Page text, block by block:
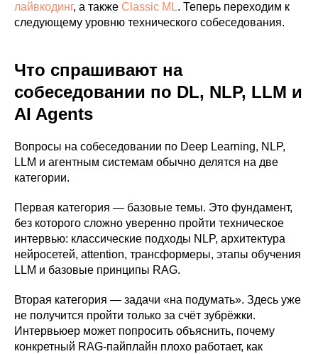
лайвкодинг, а также Classic ML. Теперь переходим к
следующему уровню технического собеседования.
Что спрашивают на
собеседовании по DL, NLP, LLM и
AI Agents
Вопросы на собеседовании по Deep Learning, NLP,
LLM и агентным системам обычно делятся на две
категории.
Первая категория — базовые темы. Это фундамент,
без которого сложно уверенно пройти техническое
интервью: классические подходы NLP, архитектура
нейросетей, attention, трансформеры, этапы обучения
LLM и базовые принципы RAG.
Вторая категория — задачи «на подумать». Здесь уже
не получится пройти только за счёт зубрёжки.
Интервьюер может попросить объяснить, почему
конкретный RAG-пайплайн плохо работает, как